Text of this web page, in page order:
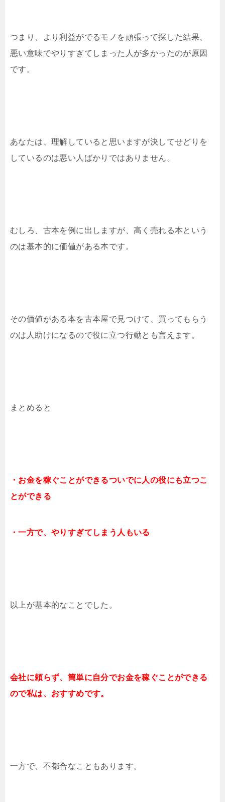
つまり、より利益がでるモノを頑張って探した結果、
悪い意味でやりすぎてしまった人が多かったのが原因
です。
あなたは、理解していると思いますが決してせどりを
しているのは悪い人ばかりではありません。
むしろ、古本を例に出しますが、高く売れる本という
のは基本的に価値がある本です。
その価値がある本を古本屋で見つけて、買ってもらう
のは人助けになるので役に立つ行動とも言えます。
まとめると
・お金を稼ぐことができるついでに人の役にも立つこ
とができる
・一方で、やりすぎてしまう人もいる
以上が基本的なことでした。
会社に頼らず、簡単に自分でお金を稼ぐことができる
ので私は、おすすめです。
一方で、不都合なこともあります。